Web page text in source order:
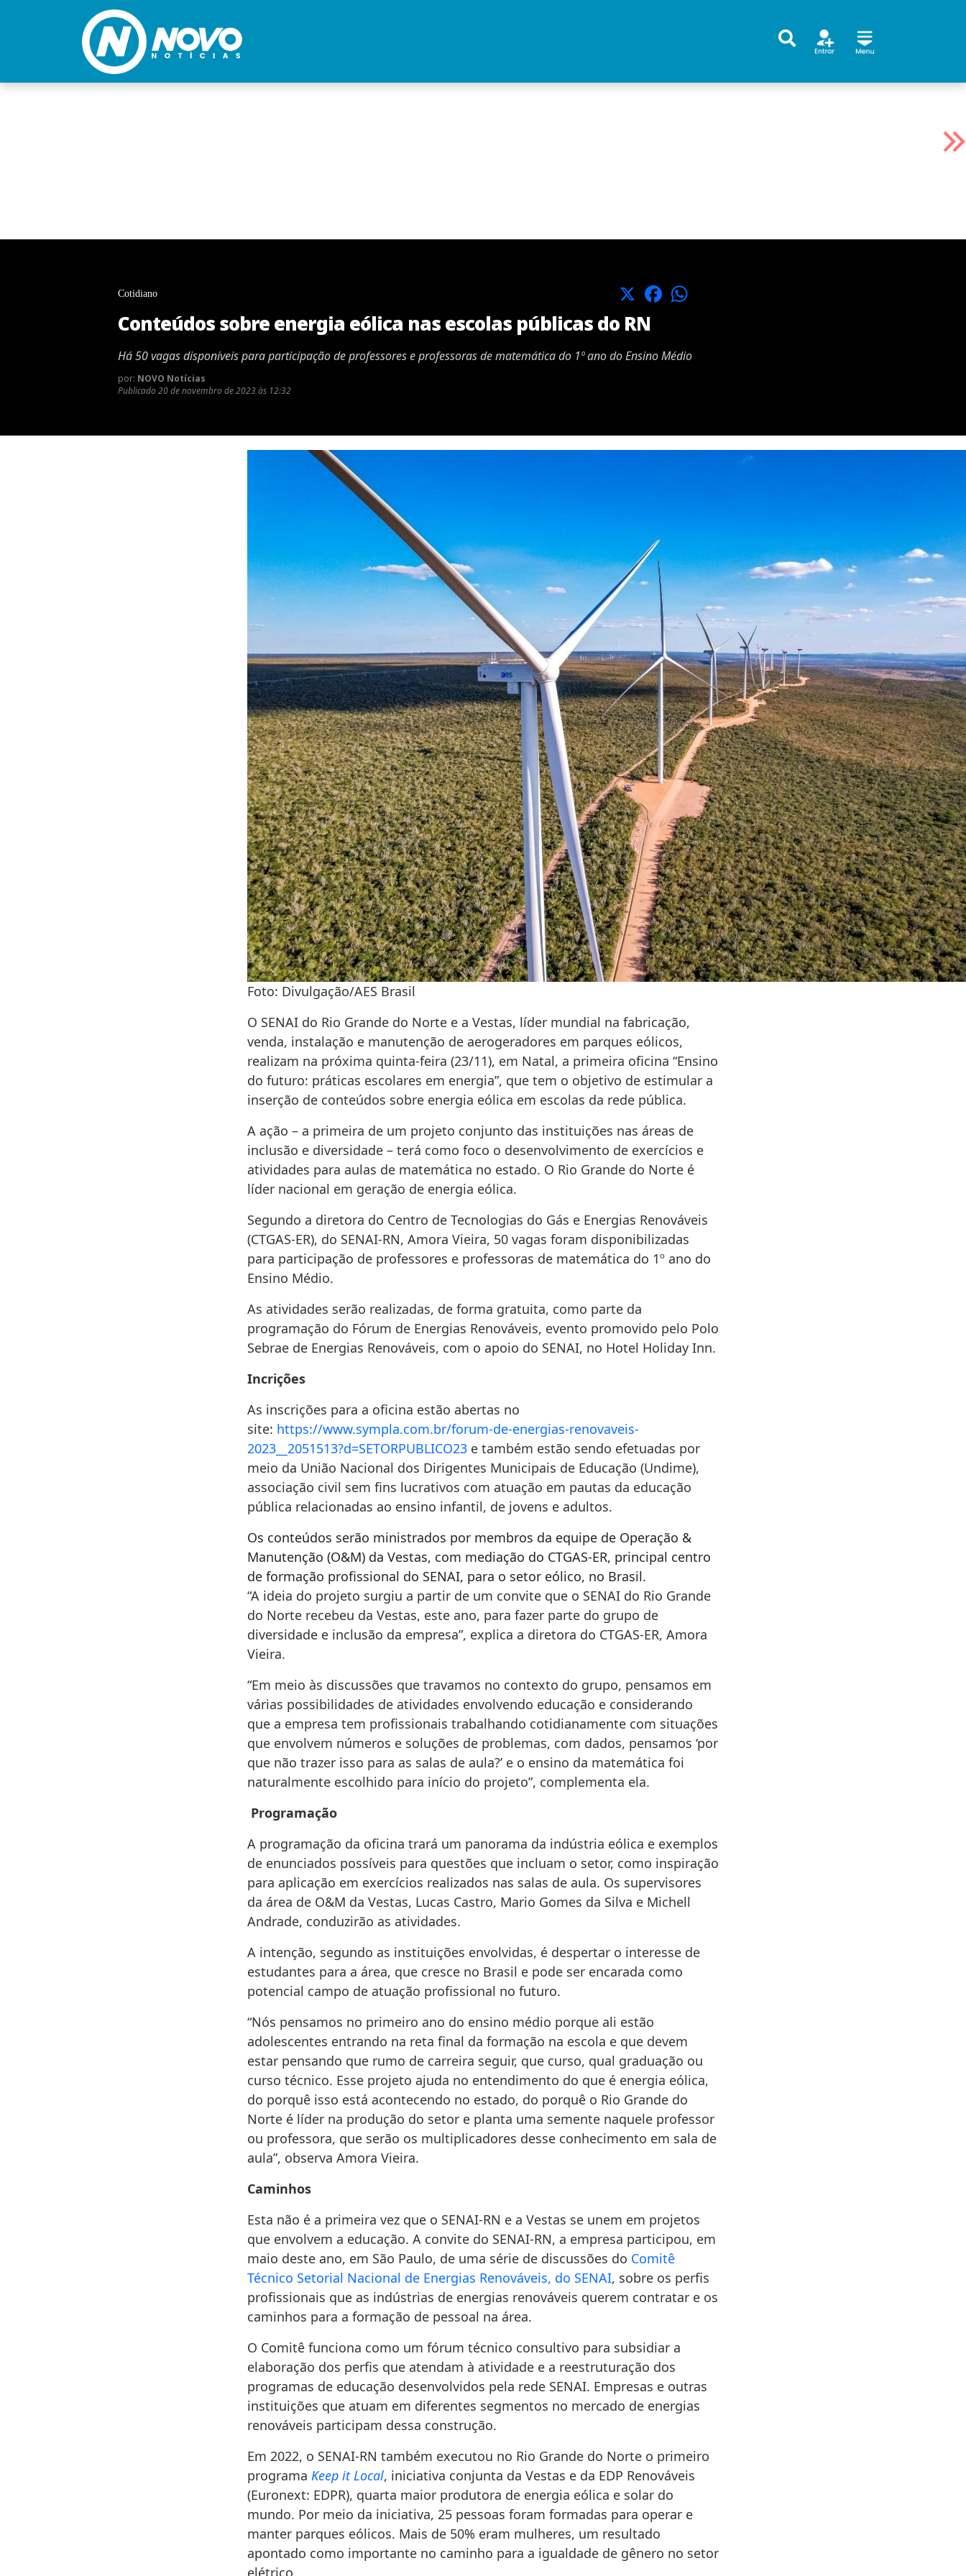
Cotidiano X Facebook
Conteúdos sobre energia eólica nas escolas públicas do RN
Há 50 vagas disponíveis para participação de professores e professoras de matemática do 1º ano do Ensino Médio
por: NOVO Notícias
Publicado 20 de novembro de 2023 às 12:32
Foto: Divulgação/AES Brasil
O SENAI do Rio Grande do Norte e a Vestas, líder mundial na fabricação,
venda, instalação e manutenção de aerogeradores em parques eólicos,
realizam na próxima quinta-feira (23/11), em Natal, a primeira oficina “Ensino
do futuro: práticas escolares em energia”, que tem o objetivo de estimular a
inserção de conteúdos sobre energia eólica em escolas da rede pública.
A ação – a primeira de um projeto conjunto das instituições nas áreas de
inclusão e diversidade – terá como foco o desenvolvimento de exercícios e
atividades para aulas de matemática no estado. O Rio Grande do Norte é
líder nacional em geração de energia eólica.
Segundo a diretora do Centro de Tecnologias do Gás e Energias Renováveis
(CTGAS-ER), do SENAI-RN, Amora Vieira, 50 vagas foram disponibilizadas
para participação de professores e professoras de matemática do 1º ano do
Ensino Médio.
As atividades serão realizadas, de forma gratuita, como parte da
programação do Fórum de Energias Renováveis, evento promovido pelo Polo
Sebrae de Energias Renováveis, com o apoio do SENAI, no Hotel Holiday Inn.
Incrições
As inscrições para a oficina estão abertas no
site: https://www.sympla.com.br/forum-de-energias-renovaveis-
2023__2051513?d=SETORPUBLICO23 e também estão sendo efetuadas por
meio da União Nacional dos Dirigentes Municipais de Educação (Undime),
associação civil sem fins lucrativos com atuação em pautas da educação
pública relacionadas ao ensino infantil, de jovens e adultos.
Os conteúdos serão ministrados por membros da equipe de Operação &
Manutenção (O&M) da Vestas, com mediação do CTGAS-ER, principal centro
de formação profissional do SENAI, para o setor eólico, no Brasil.
“A ideia do projeto surgiu a partir de um convite que o SENAI do Rio Grande
do Norte recebeu da Vestas, este ano, para fazer parte do grupo de
diversidade e inclusão da empresa”, explica a diretora do CTGAS-ER, Amora
Vieira.
“Em meio às discussões que travamos no contexto do grupo, pensamos em
várias possibilidades de atividades envolvendo educação e considerando
que a empresa tem profissionais trabalhando cotidianamente com situações
que envolvem números e soluções de problemas, com dados, pensamos ‘por
que não trazer isso para as salas de aula?’ e o ensino da matemática foi
naturalmente escolhido para início do projeto”, complementa ela.
Programação
A programação da oficina trará um panorama da indústria eólica e exemplos
de enunciados possíveis para questões que incluam o setor, como inspiração
para aplicação em exercícios realizados nas salas de aula. Os supervisores
da área de O&M da Vestas, Lucas Castro, Mario Gomes da Silva e Michell
Andrade, conduzirão as atividades.
A intenção, segundo as instituições envolvidas, é despertar o interesse de
estudantes para a área, que cresce no Brasil e pode ser encarada como
potencial campo de atuação profissional no futuro.
“Nós pensamos no primeiro ano do ensino médio porque ali estão
adolescentes entrando na reta final da formação na escola e que devem
estar pensando que rumo de carreira seguir, que curso, qual graduação ou
curso técnico. Esse projeto ajuda no entendimento do que é energia eólica,
do porquê isso está acontecendo no estado, do porquê o Rio Grande do
Norte é líder na produção do setor e planta uma semente naquele professor
ou professora, que serão os multiplicadores desse conhecimento em sala de
aula”, observa Amora Vieira.
Caminhos
Esta não é a primeira vez que o SENAI-RN e a Vestas se unem em projetos
que envolvem a educação. A convite do SENAI-RN, a empresa participou, em
maio deste ano, em São Paulo, de uma série de discussões do Comitê
Técnico Setorial Nacional de Energias Renováveis, do SENAI, sobre os perfis
profissionais que as indústrias de energias renováveis querem contratar e os
caminhos para a formação de pessoal na área.
O Comitê funciona como um fórum técnico consultivo para subsidiar a
elaboração dos perfis que atendam à atividade e a reestruturação dos
programas de educação desenvolvidos pela rede SENAI. Empresas e outras
instituições que atuam em diferentes segmentos no mercado de energias
renováveis participam dessa construção.
Em 2022, o SENAI-RN também executou no Rio Grande do Norte o primeiro
programa Keep it Local, iniciativa conjunta da Vestas e da EDP Renováveis
(Euronext: EDPR), quarta maior produtora de energia eólica e solar do
mundo. Por meio da iniciativa, 25 pessoas foram formadas para operar e
manter parques eólicos. Mais de 50% eram mulheres, um resultado
apontado como importante no caminho para a igualdade de gênero no setor
elétrico.